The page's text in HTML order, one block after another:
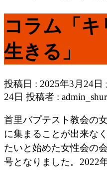
コラム「
生きる」
投稿日 : 2025年3月24日
24日 投稿者 :
首里バプテスト教会の
に集まることが出来な
たいと始めた女性会の
号となりました。2022